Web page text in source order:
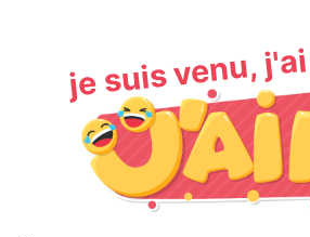
je suis venu,